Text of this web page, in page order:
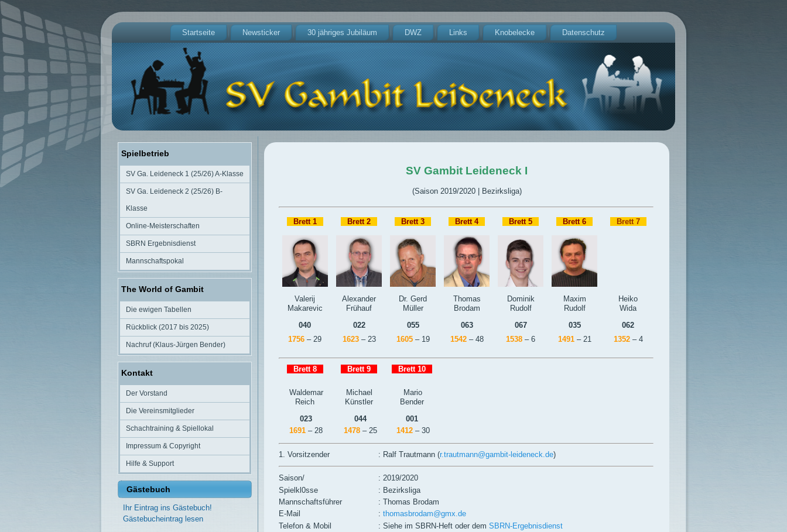
Startseite Newsticker 30 jähriges Jubiläum DWZ Links Knobelecke Datenschutz
Spielbetrieb
SV Ga. Leideneck 1 (25/26) A-Klasse
SV Ga. Leideneck 2 (25/26) B-
Klasse
Online-Meisterschaften
SBRN Ergebnisdienst
Mannschaftspokal
The World of Gambit
Die ewigen Tabellen
Rückblick (2017 bis 2025)
Nachruf (Klaus-Jürgen Bender)
Kontakt
Der Vorstand
Die Vereinsmitglieder
Schachtraining & Spiellokal
Impressum & Copyright
Hilfe & Support
Gästebuch
Ihr Eintrag ins Gästebuch!
Gästebucheintrag lesen
SV Gambit Leideneck I
(Saison 2019/2020 | Bezirksliga)
Brett 1– Brett 2 Brett 3 Brett 4 Brett 5 Brett 6 Brett 7–
Valerij
Makarevic
Alexander
Frühauf
Dr. Gerd
Müller
Thomas
Brodam
Dominik
Rudolf
Maxim
Rudolf
Heiko
Wida
040
022 055 063 067 035
062
1756 – 29 1623– 23 1605 – 19 1542 – 48 1538 – 6 1491– 21 1352– 4
Brett 8– Brett 9 Brett 10–
Waldemar
Reich
Michael
Künstler
Mario
Bender
023
044
001
1691 – 28 1478– 25 1412– 30
1. Vorsitzender : Ralf Trautmann (r.trautmann@gambit-leideneck.de)
Saison/
: 2019/2020
Spielkl0sse
: Bezirksliga
Mannschaftsführer
: Thomas Brodam
E-Mail
: thomasbrodam@gmx.de
Telefon & Mobil
: Siehe im SBRN-Heft oder dem SBRN-Ergebnisdienst